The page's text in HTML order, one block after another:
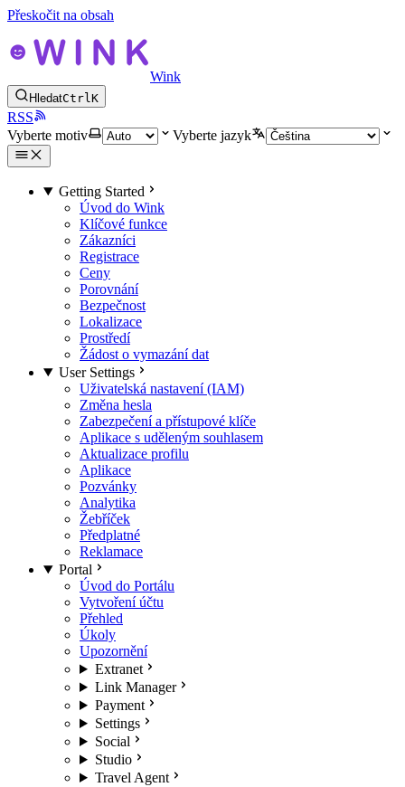
Přeskočit na obsah
Wink
HledatCtrlK
RSS
Vyberte motiv
Vyberte jazyk
Getting Started
Úvod do Wink
Klíčové funkce
Zákazníci
Registrace
Ceny
Porovnání
Bezpečnost
Lokalizace
Prostředí
Žádost o vymazání dat
User Settings
Uživatelská nastavení (IAM)
Změna hesla
Zabezpečení a přístupové klíče
Aplikace s uděleným souhlasem
Aktualizace profilu
Aplikace
Pozvánky
Analytika
Žebříček
Předplatné
Reklamace
Portal
Úvod do Portálu
Vytvoření účtu
Přehled
Úkoly
Upozornění
Extranet
Link Manager
Payment
Settings
Social
Studio
Travel Agent